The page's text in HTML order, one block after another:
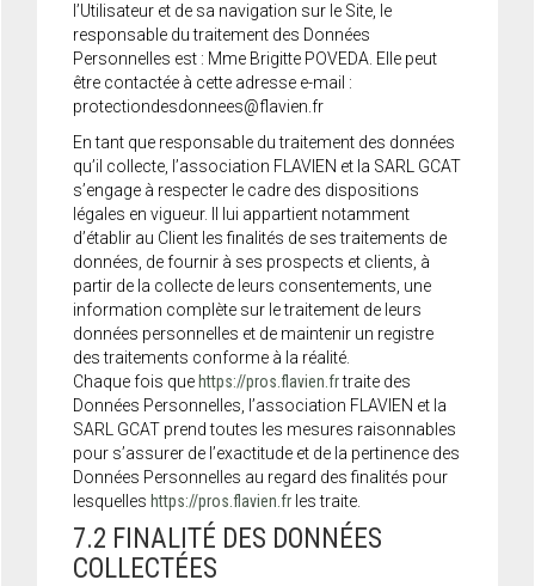
l’Utilisateur et de sa navigation sur le Site, le
responsable du traitement des Données
Personnelles est : Mme Brigitte POVEDA. Elle peut
être contactée à cette adresse e-mail :
protectiondesdonnees@flavien.fr
En tant que responsable du traitement des données
qu’il collecte, l’association FLAVIEN et la SARL GCAT
s’engage à respecter le cadre des dispositions
légales en vigueur. Il lui appartient notamment
d’établir au Client les finalités de ses traitements de
données, de fournir à ses prospects et clients, à
partir de la collecte de leurs consentements, une
information complète sur le traitement de leurs
données personnelles et de maintenir un registre
des traitements conforme à la réalité.
Chaque fois quehttps://pros.flavien.frtraite des
Données Personnelles, l’association FLAVIEN et la
SARL GCAT prend toutes les mesures raisonnables
pour s’assurer de l’exactitude et de la pertinence des
Données Personnelles au regard des finalités pour
lesquelles https://pros.flavien.fr les traite.
7.2 FINALITÉ DES DONNÉES
COLLECTÉES